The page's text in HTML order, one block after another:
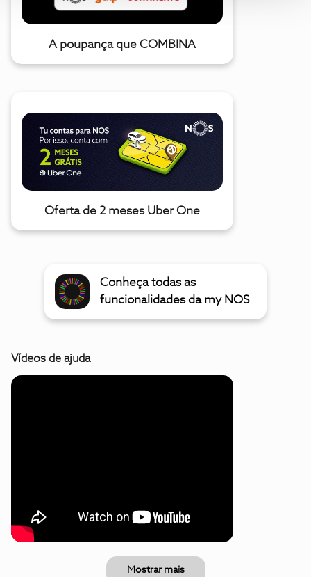
A poupança que COMBINA
Oferta de 2 meses Uber One
Conheça todas as
funcionalidades da my NOS
Vídeos de ajuda
Mostrar mais